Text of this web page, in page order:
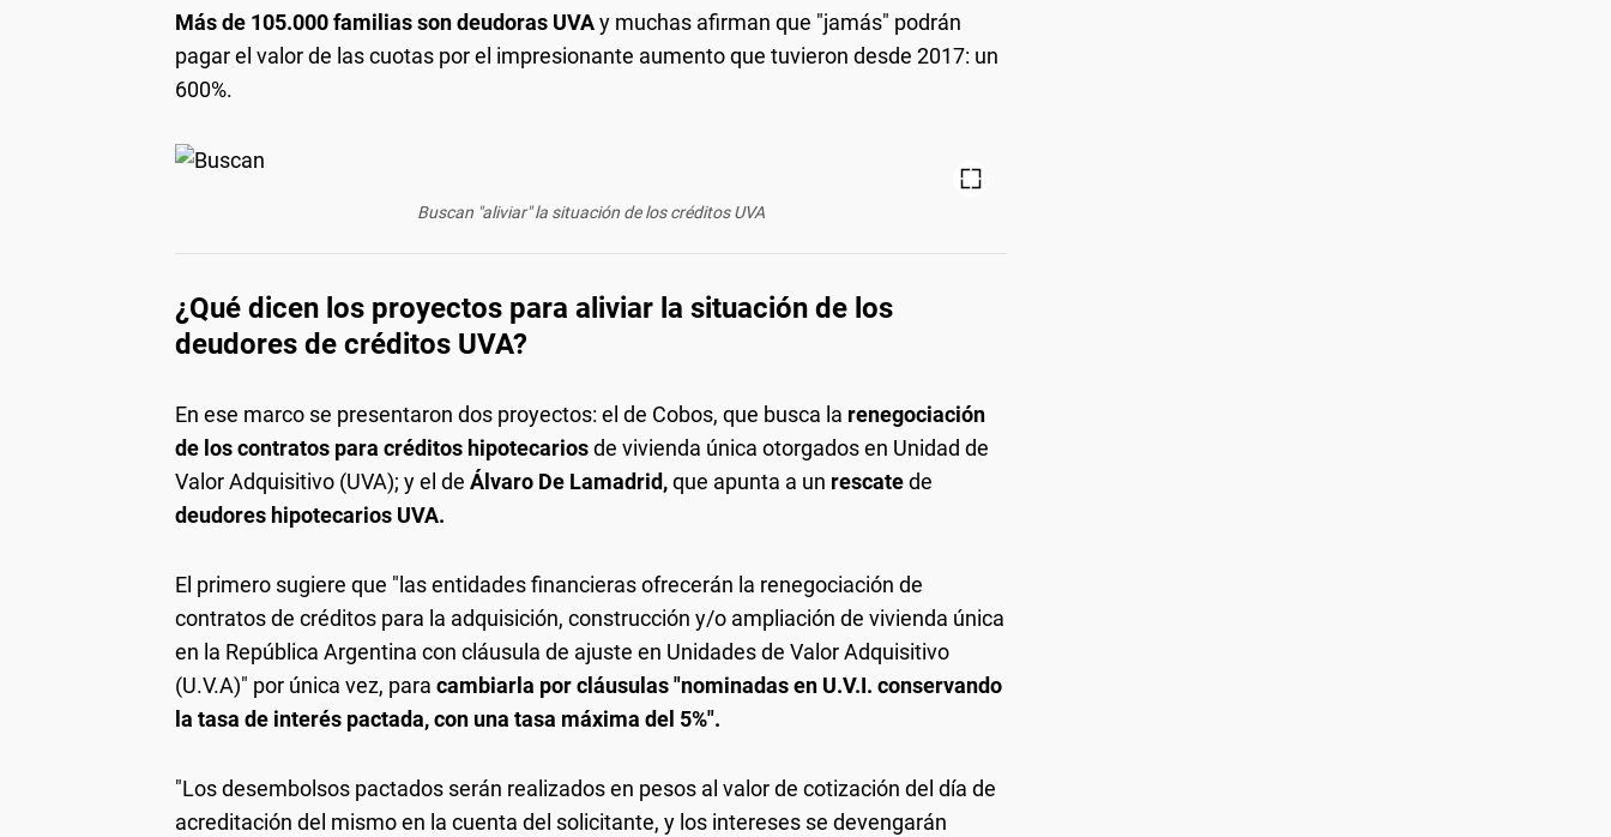
Más de 105.000 familias son deudoras UVAy muchas afirman que "jamás" podrán
pagar el valor de las cuotas por el impresionante aumento que tuvieron desde 2017: un
600%.
Buscan "aliviar" la situación de los créditos UVA
¿Qué dicen los proyectos para aliviar la situación de los
deudores de créditos UVA?
En ese marco se presentaron dos proyectos: el de Cobos, que busca la renegociación
de los contratos para créditos hipotecariosde vivienda única otorgados en Unidad de
Valor Adquisitivo (UVA); y el de Álvaro De Lamadrid,que apunta a un rescatede
deudores hipotecarios UVA.
El primero sugiere que "las entidades financieras ofrecerán la renegociación de
contratos de créditos para la adquisición, construcción y/o ampliación de vivienda única
en la República Argentina con cláusula de ajuste en Unidades de Valor Adquisitivo
(U.V.A)" por única vez, para cambiarla por cláusulas "nominadas en U.V.I. conservando
la tasa de interés pactada, con una tasa máxima del 5%".
"Los desembolsos pactados serán realizados en pesos al valor de cotización del día de
acreditación del mismo en la cuenta del solicitante, y los intereses se devengarán